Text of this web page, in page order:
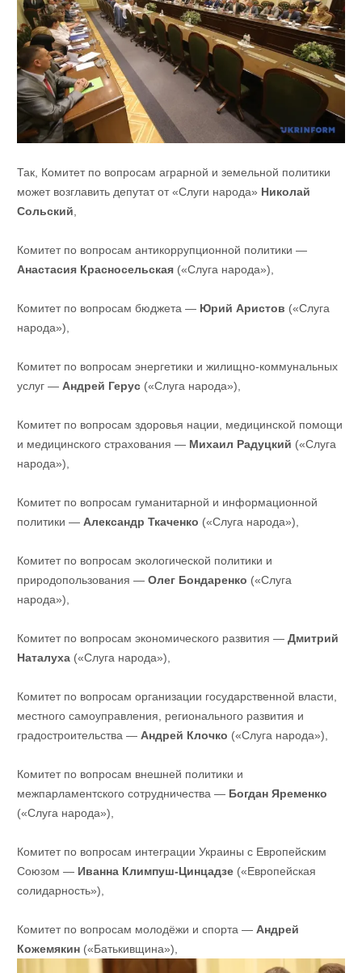
Так, Комитет по вопросам аграрной и земельной политики
может возглавить депутат от «Слуги народа» Николай
Сольский
Комитет по вопросам антикоррупционной политики —
Анастасия Красносельская(«Слуга народа»),
Комитет по вопросам бюджета — Юрий Аристов («Слуга
народа»),
Комитет по вопросам энергетики и жилищно-коммунальных
услуг — Андрей Герус(«Слуга народа»),
Комитет по вопросам здоровья нации, медицинской помощи
и медицинского страхования — Михаил Радуцкий («Слуга
народа»),
Комитет по вопросам гуманитарной и информационной
политики — Александр Ткаченко («Слуга народа»),
Комитет по вопросам экологической политики и
природопользования — Олег Бондаренко («Слуга
народа»),
Комитет по вопросам экономического развития — Дмитрий
Наталуха(«Слуга народа»),
Комитет по вопросам организации государственной власти,
местного самоуправления, регионального развития и
градостроительства — Андрей Клочко («Слуга народа»),
Комитет по вопросам внешней политики и
межпарламентского сотрудничества — Богдан Яременко
(«Слуга народа»),
Комитет по вопросам интеграции Украины с Европейским
Союзом — Иванна Климпуш-Цинцадзе(«Европейская
солидарность»),
Комитет по вопросам молодёжи и спорта — Андрей
Кожемякин(«Батькивщина»),